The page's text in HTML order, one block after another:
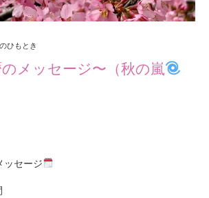
ひもとき
メッセージ〜（秋の嵐
ッセージ